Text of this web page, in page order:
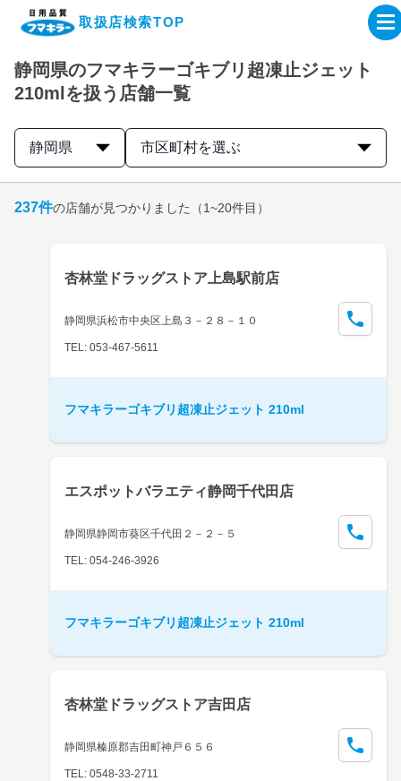
取扱店検索TOP
企業・IR情報サイト
製品情報サイト
取扱店検索はこちら
静岡県のフマキラーゴキブリ超凍止ジェット
210mlを扱う店舗一覧
静岡県 市区町村を選ぶ
237件の店舗が見つかりました （1~20件目）
杏林堂ドラッグストア上島駅前店
静岡県浜松市中央区上島３－２８－１０
TEL: 053-467-5611
フマキラーゴキブリ超凍止ジェット 210ml
エスポットバラエティ静岡千代田店
静岡県静岡市葵区千代田２－２－５
TEL: 054-246-3926
フマキラーゴキブリ超凍止ジェット 210ml
杏林堂ドラッグストア吉田店
静岡県榛原郡吉田町神戸６５６
TEL: 0548-33-2711